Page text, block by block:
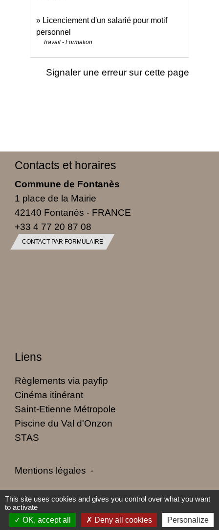
Licenciement d'un salarié pour motif
personnel
Travail - Formation
Signaler une erreur sur cette page
Contacts et horaires
Commune de Fontanès
1 place de la Mairie
42140 Fontanès - FRANCE
+33 4 77 20 87 08
CONTACT PAR FORMULAIRE
Liens
Règlements via payfip
Cinéma itinérant
Saint-Etienne Métropole
Piscine du Val d'Onzon
STAS
Mentions légales -
Politique de confidentialité - Accessibilité -
Plan du site - Gestion des cookies
This site uses cookies and gives you control over what you want
to activate
OK, accept all
Deny all cookies Personalize